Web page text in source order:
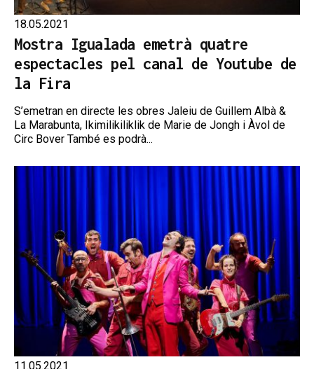
18.05.2021
Mostra Igualada emetrà quatre
espectacles pel canal de Youtube de
la Fira
S’emetran en directe les obres Jaleiu de Guillem Albà &
La Marabunta, Ikimilikiliklik de Marie de Jongh i Àvol de
Circ Bover També es podrà...
11.05.2021